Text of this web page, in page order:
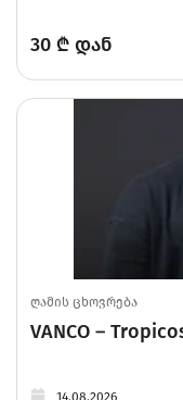
30 ₾ დან
ღამის ცხოვრება
VANCO –
14.08.2026